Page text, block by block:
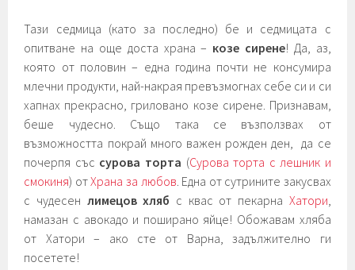
Тази седмица (като за последно) бе и седмицата с
опитване на още доста храна – козе сирене! Да, аз,
която от половин – една година почти не консумира
млечни продукти, най-накрая превъзмогнах себе си и си
хапнах прекрасно, гриловано козе сирене. Признавам,
беше чудесно. Също така се възползвах от
възможността покрай много важен рожден ден, да се
почерпя със сурова торта (Сурова торта с лешник и
смокиня) отХрана за любов. Една от сутрините закусвах
с чудесен лимецов хляб с квас от пекарна Хатори,
намазан с авокадо и поширано яйце! Обожавам хляба
от Хатори – ако сте от Варна, задължително ги
посетете!